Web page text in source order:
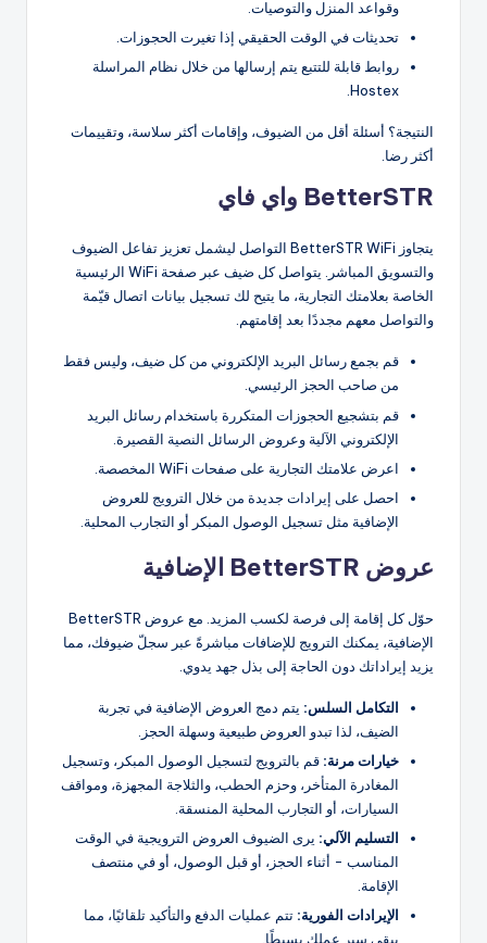
وقواعد المنزل والتوصيات.
تحديثات في الوقت الحقيقي إذا تغيرت الحجوزات.
روابط قابلة للتتبع يتم إرسالها من خلال نظام المراسلة
Hostex.
النتيجة؟ أسئلة أقل من الضيوف، وإقامات أكثر سلاسة، وتقييمات
أكثر رضا.
BetterSTR واي فاي
يتجاوز BetterSTR WiFi التواصل ليشمل تعزيز تفاعل الضيوف
والتسويق المباشر. يتواصل كل ضيف عبر صفحة WiFi الرئيسية
الخاصة بعلامتك التجارية، ما يتيح لك تسجيل بيانات اتصال قيّمة
والتواصل معهم مجددًا بعد إقامتهم.
قم بجمع رسائل البريد الإلكتروني من كل ضيف، وليس فقط
من صاحب الحجز الرئيسي.
قم بتشجيع الحجوزات المتكررة باستخدام رسائل البريد
الإلكتروني الآلية وعروض الرسائل النصية القصيرة.
اعرض علامتك التجارية على صفحات WiFi المخصصة.
احصل على إيرادات جديدة من خلال الترويج للعروض
الإضافية مثل تسجيل الوصول المبكر أو التجارب المحلية.
عروض BetterSTR الإضافية
حوّل كل إقامة إلى فرصة لكسب المزيد. مع عروض BetterSTR
الإضافية، يمكنك الترويج للإضافات مباشرةً عبر سجلّ ضيوفك، مما
يزيد إيراداتك دون الحاجة إلى بذل جهد يدوي.
التكامل السلس: يتم دمج العروض الإضافية في تجربة
الضيف، لذا تبدو العروض طبيعية وسهلة الحجز.
خيارات مرنة: قم بالترويج لتسجيل الوصول المبكر، وتسجيل
المغادرة المتأخر، وحزم الحطب، والثلاجة المجهزة، ومواقف
السيارات، أو التجارب المحلية المنسقة.
التسليم الآلي: يرى الضيوف العروض الترويجية في الوقت
المناسب - أثناء الحجز، أو قبل الوصول، أو في منتصف
الإقامة.
الإيرادات الفورية: تتم عمليات الدفع والتأكيد تلقائيًا، مما
يبقي سير عملك بسيطًا.